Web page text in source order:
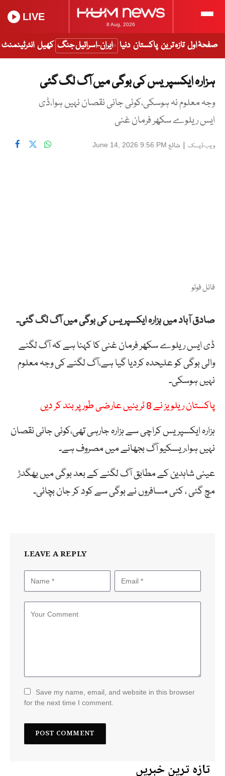
8 Aug, 2026
LIVE
صفحۂ اول تازہ ترین پاکستان دنیا ایران-اسرائیل جنگ کھیل انٹرٹینمنٹ
ہزارہ ایکسپریس کی بوگی میں آگ لگ گئی
وجہ معلوم نہ ہوسکی،کوئی جانی نقصان نہیں ہوا،ڈی
ایس ریلوے سکھر فرمان غنی
ویب ڈیسک | شائع June 14, 2026 9:56 PM
فائل فوٹو
صادق آباد میں ہزارہ ایکسپریس کی بوگی میں آگ لگ گئی۔
ڈی ایس ریلوے سکھر فرمان غنی کا کہنا ہے کہ آگ لگنے
والی بوگی کو علیحدہ کردیا گیا ہے،آگ لگنے کی وجہ معلوم
نہیں ہوسکی۔
پاکستان ریلویز نے 8 ٹرینیں عارضی طور پر بند کر دیں
ہزارہ ایکسپریس کراچی سے ہزارہ جارہی تھی،کوئی جانی نقصان
نہیں ہوا،ریسکیو آگ بجھانے میں مصروف ہے۔
عینی شاہدین کے مطابق آگ لگنے کے بعد بوگی میں بھگدڑ
مچ گئی ، کئی مسافروں نے بوگی سے کود کر جان بچائی۔
LEAVE A REPLY
Save my name, email, and website in this browser
for the next time I comment.
تازہ ترین خبریں